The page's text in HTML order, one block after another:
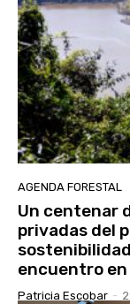
AGENDA FORESTAL
Un centenar
privadas del
encuentro en
Patricia Escobar -